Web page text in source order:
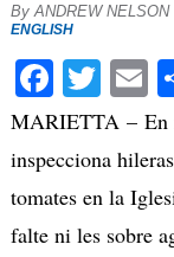
By ANDREW NELSON
ENGLISH
MARIETTA – En
inspecciona
tomates en la
falte ni les sobre